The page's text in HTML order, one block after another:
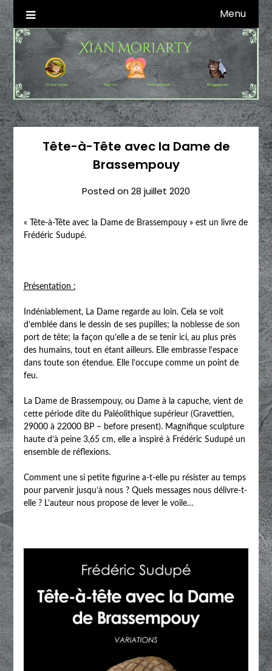
Skip
to
content
Xian Moriarty
Autrice SFFF & Blogueuse & Streameuse Menu
Tête-à-Tête avec la Dame de
Brassempouy
Posted on28 juillet 2020
« Tête-à-Tête avec la Dame de Brassempouy » est un livre de
Frédéric Sudupé.
Présentation :
Indéniablement, La Dame regarde au loin. Cela se voit
d’emblée dans le dessin de ses pupilles; la noblesse de son
port de tête; la façon qu’elle a de se tenir ici, au plus près
des humains, tout en étant ailleurs. Elle embrasse l’espace
dans toute son étendue. Elle l’occupe comme un point de
feu.
La Dame de Brassempouy, ou Dame à la capuche, vient de
cette période dite du Paléolithique supérieur (Gravettien,
29000 à 22000 BP – before present). Magnifique sculpture
haute d’à peine 3,65 cm, elle a inspiré à Frédéric Sudupé un
ensemble de réflexions.
Comment une si petite figurine a-t-elle pu résister au temps
pour parvenir jusqu’à nous ? Quels messages nous délivre-t-
elle ? L’auteur nous propose de lever le voile…